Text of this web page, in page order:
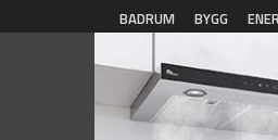
Hoppa till huvudinnehåll
BADRUM BYGG